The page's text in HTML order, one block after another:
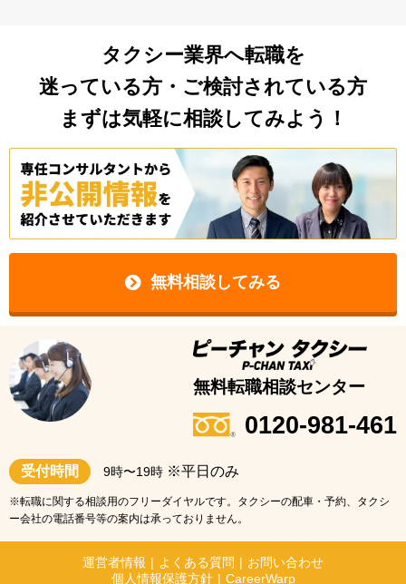
タクシー業界へ転職を
迷っている方・ご検討されている方
まずは気軽に相談してみよう！
無料相談してみる
無料転職相談センター
0120-981-461
受付時間 9時〜19時 ※平日のみ
※転職に関する相談用のフリーダイヤルです。タクシーの配車・予約、タクシ
ー会社の電話番号等の案内は承っておりません。
運営者情報 | よくある質問 | お問い合わせ
個人情報保護方針 | CareerWarp